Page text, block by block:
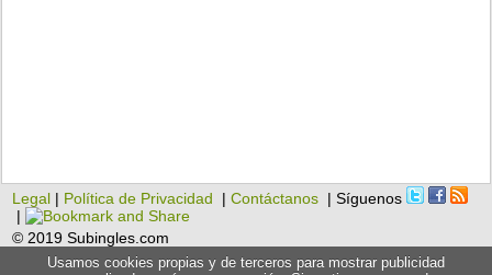
Legal | Política de Privacidad |Contáctanos | Síguenos
|
© 2019 Subingles.com
Usamos cookies propias y de terceros para mostrar publicidad